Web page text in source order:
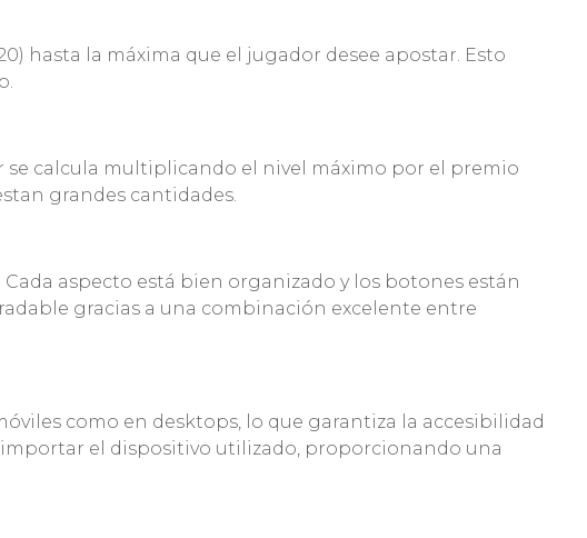
hasta la máxima que el jugador desee apostar. Esto
se calcula multiplicando el nivel máximo por el premio
grandes cantidades.
aspecto está bien organizado y los botones están
gracias a una combinación excelente entre
como en desktops, lo que garantiza la accesibilidad
el dispositivo utilizado, proporcionando una